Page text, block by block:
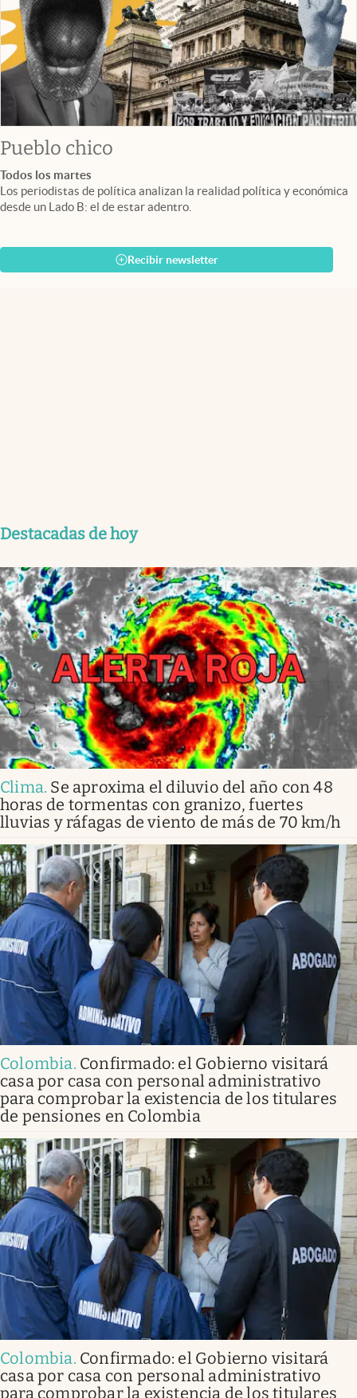
Pueblo chico
Todos los martes
Los periodistas de política analizan la realidad política y económica
desde un Lado B: el de estar adentro.
Recibir newsletter
Destacadas de hoy
Clima. Se aproxima el diluvio del año con 48
horas de tormentas con granizo, fuertes
lluvias y ráfagas de viento de más de 70 km/h
Colombia. Confirmado: el Gobierno visitará
casa por casa con personal administrativo
para comprobar la existencia de los titulares
de pensiones en Colombia
Colombia. Confirmado: el Gobierno visitará
casa por casa con personal administrativo
para comprobar la existencia de los titulares